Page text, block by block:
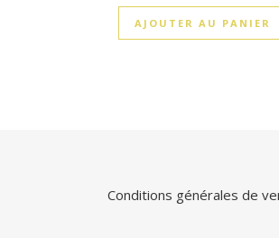
AJOUTER AU PANIER
Conditions générales de